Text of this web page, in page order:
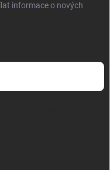
informace o nových